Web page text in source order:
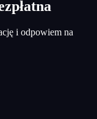
i odpowiem na